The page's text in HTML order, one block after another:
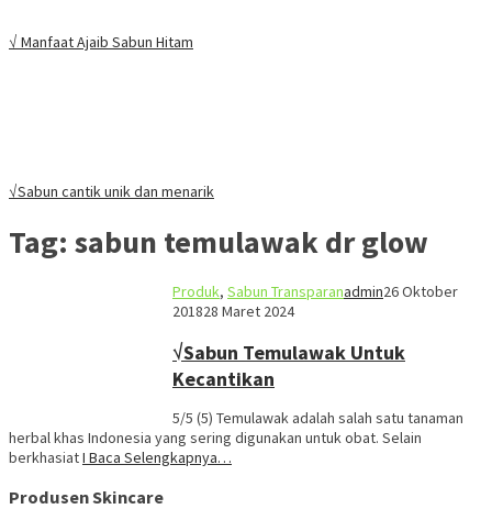
√ Manfaat Ajaib Sabun Hitam
√Sabun cantik unik dan menarik
Tag: sabun temulawak dr glow
Produk, Sabun Transparanadmin26 Oktober
201828 Maret 2024
√Sabun Temulawak Untuk
Kecantikan
5/5 (5) Temulawak adalah salah satu tanaman
herbal khas Indonesia yang sering digunakan untuk obat. Selain
berkhasiatI Baca Selengkapnya…
Produsen Skincare